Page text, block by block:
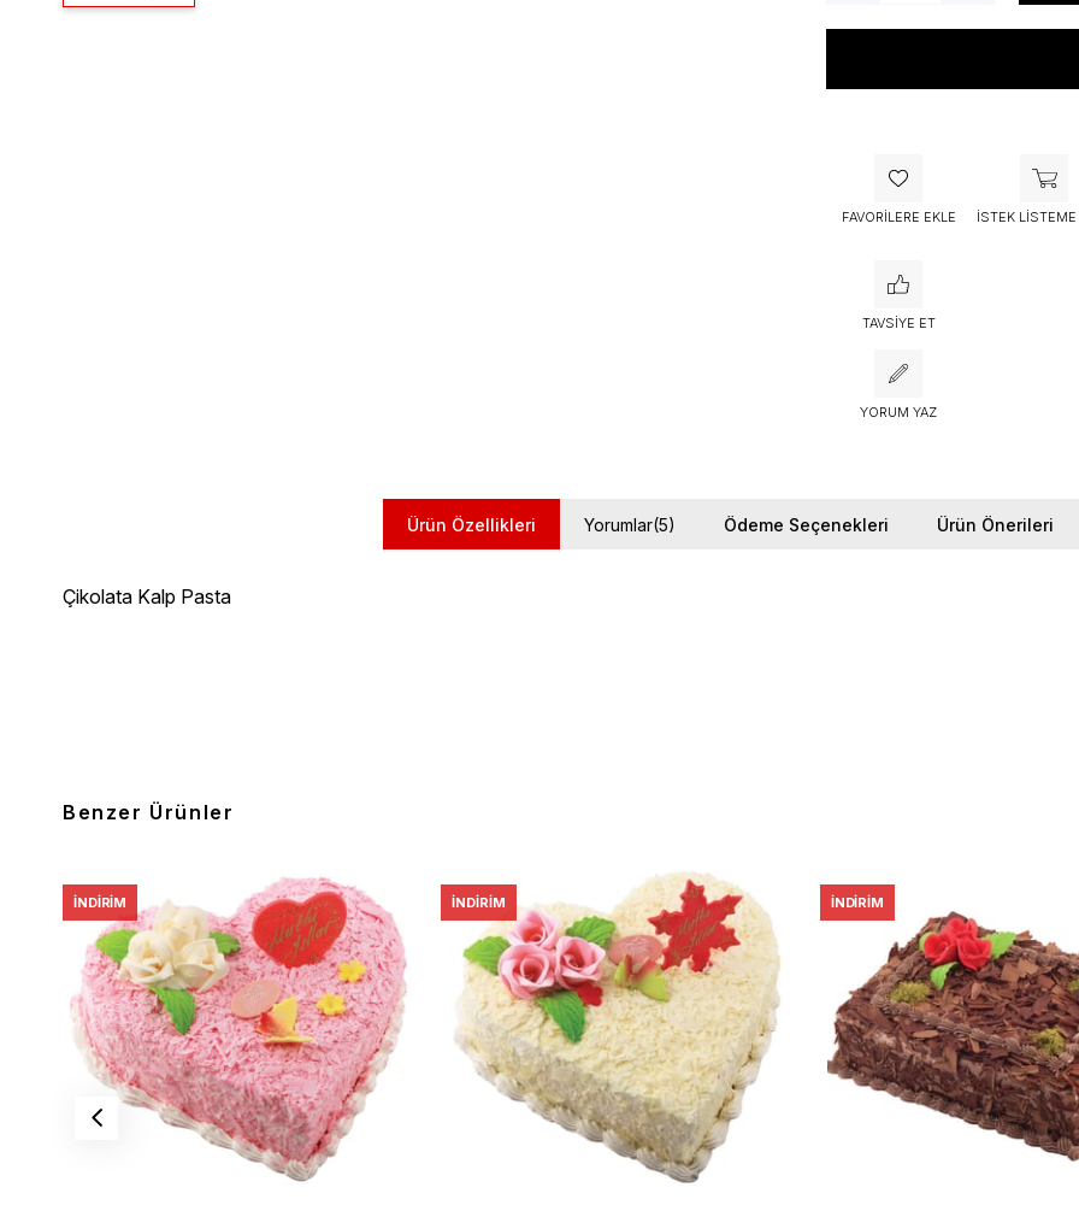
FAVORILERE EKLE İSTEK LISTEME
TAVSIYE ET
YORUM YAZ
Ürün Özellikleri Yorumlar(5) Ödeme Seçenekleri Ürün Önerileri
Çikolata Kalp Pasta
Benzer Ürünler
İNDIRIM İNDIRIM İNDIRIM